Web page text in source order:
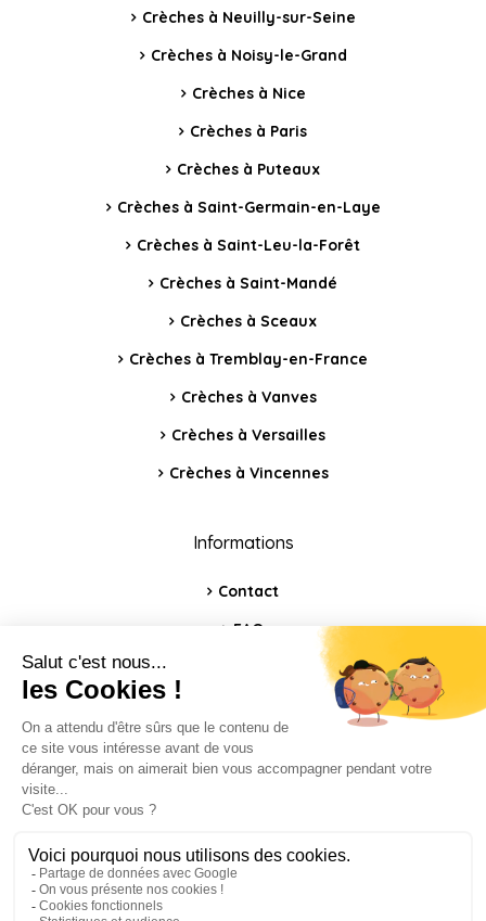
Crèches à Neuilly-sur-Seine
Crèches à Noisy-le-Grand
Crèches à Nice
Crèches à Paris
Crèches à Puteaux
Crèches à Saint-Germain-en-Laye
Crèches à Saint-Leu-la-Forêt
Crèches à Saint-Mandé
Crèches à Sceaux
Crèches à Tremblay-en-France
Crèches à Vanves
Crèches à Versailles
Crèches à Vincennes
Informations
Contact
FAQ
Politique de confidentialité
Index égalité hommes-femmes